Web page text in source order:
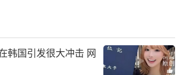
韩国引发很大冲击 网